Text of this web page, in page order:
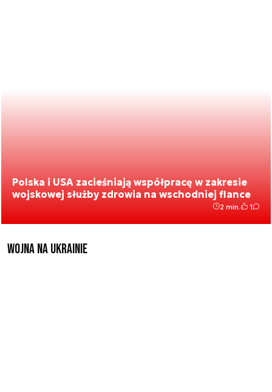
Polska i USA zacieśniają współpracę w zakresie
wojskowej służby zdrowia na wschodniej flance
2 min. 1
Wojna na Ukrainie